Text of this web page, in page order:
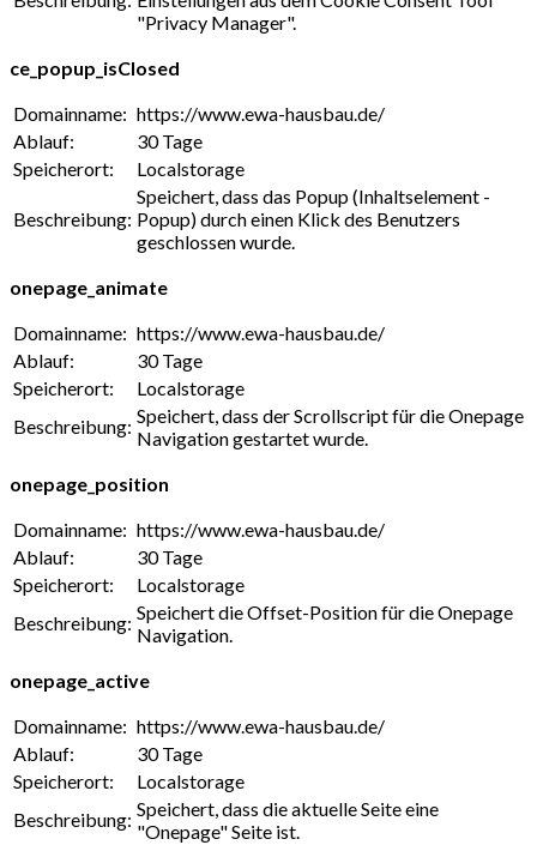
"Privacy Manager".
ce_popup_isClosed
Domainname: https://www.ewa-hausbau.de/
Ablauf:
30 Tage
Speicherort:
Localstorage
Beschreibung:
Speichert, dass das Popup (Inhaltselement -
Popup) durch einen Klick des Benutzers
geschlossen wurde.
onepage_animate
Domainname: https://www.ewa-hausbau.de/
Ablauf:
30 Tage
Speicherort:
Localstorage
Beschreibung: Speichert, dass der Scrollscript für die Onepage
Navigation gestartet wurde.
onepage_position
Domainname: https://www.ewa-hausbau.de/
Ablauf:
30 Tage
Speicherort:
Localstorage
Beschreibung: Speichert die Offset-Position für die Onepage
Navigation.
onepage_active
Domainname: https://www.ewa-hausbau.de/
Ablauf:
30 Tage
Speicherort:
Localstorage
Beschreibung: Speichert, dass die aktuelle Seite eine
"Onepage" Seite ist.